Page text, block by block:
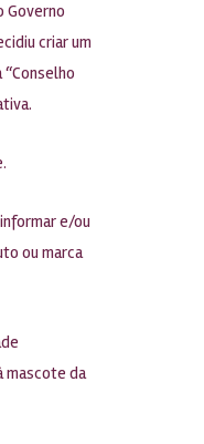
Governo
criar um
e/ou
ou marca
mascote da